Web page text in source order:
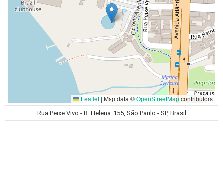
Leaflet | Map data ©OpenStreetMapcontributors
Rua Peixe Vivo - R. Helena, 155, São Paulo - SP, Brasil